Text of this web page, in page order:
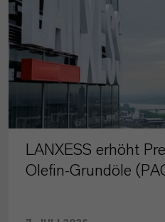
LANXESS erhöht
Olefin-Grundöle